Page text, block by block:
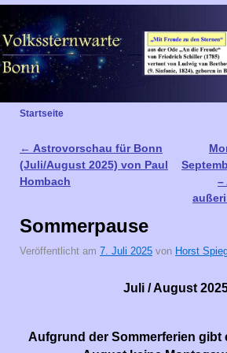
Startseite
Artikelnavigation
← Astrovorschau für Bonn
(Juli/August 2025) von Paul
Hombach
–
Sommerpause
Veröffentlicht am 7. Juli 2025 von Horst
Juli / August
Aufgrund der Sommerferien gibt